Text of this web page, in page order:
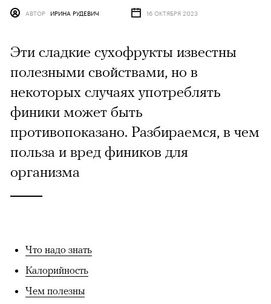
АВТОР ИРИНА РУДЕВИЧ 16 ОКТЯБРЯ 2023
Эти сладкие сухофрукты известны
полезными свойствами, но в
некоторых случаях употреблять
финики может быть
противопоказано. Разбираемся, в чем
польза и вред фиников для
организма
Что надо знать
Калорийность
Чем полезны